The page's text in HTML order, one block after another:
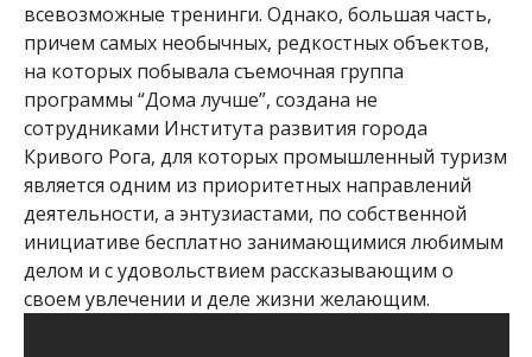
всевозможные тренинги. Однако, большая часть,
причем самых необычных, редкостных объектов,
на которых побывала съемочная группа
программы “Дома лучше”, создана не
сотрудниками Института развития города
Кривого Рога, для которых промышленный туризм
является одним из приоритетных направлений
деятельности, а энтузиастами, по собственной
инициативе бесплатно занимающимися любимым
делом и с удовольствием рассказывающим о
своем увлечении и деле жизни желающим.